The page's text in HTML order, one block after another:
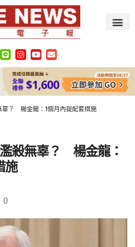
辜？ 楊金龍：1個月內提配套措施
殺無辜？ 楊金龍：
施
0